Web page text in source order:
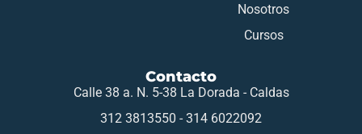
Nosotros
Cursos
Contacto
Calle 38 a. N. 5-38 La Dorada - Caldas
312 3813550 - 314 6022092